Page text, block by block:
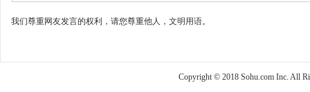
我们尊重网友发言的权利，请您尊重他人，文明用语。
Copyright © 2018 Sohu.com Inc. All